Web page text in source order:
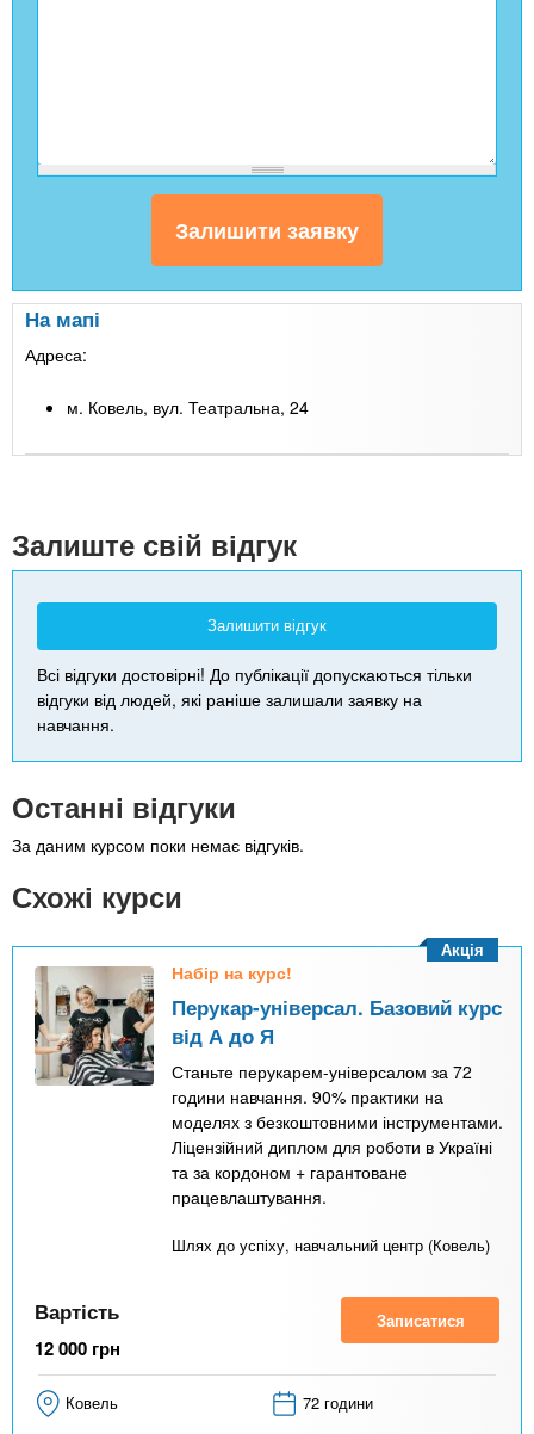
На мапі
Адреса:
м. Ковель, вул. Театральна, 24
Залиште свій відгук
Залишити відгук
Всі відгуки достовірні! До публікації допускаються тільки
відгуки від людей, які раніше залишали заявку на
навчання.
Останні відгуки
За даним курсом поки немає відгуків.
Схожі курси
Набір на курс!
Перукар-універсал. Базовий курс
від А до Я
Станьте перукарем-універсалом за 72
години навчання. 90% практики на
моделях з безкоштовними інструментами.
Ліцензійний диплом для роботи в Україні
та за кордоном + гарантоване
працевлаштування.
Шлях до успіху, навчальний центр (Ковель)
Акція
Вартість
12 000 грн
Записатися
Ковель 72 години